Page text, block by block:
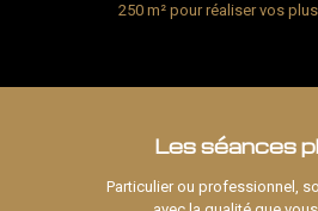
250 m² pour réaliser vos
Les séances
Particulier ou professionnel,